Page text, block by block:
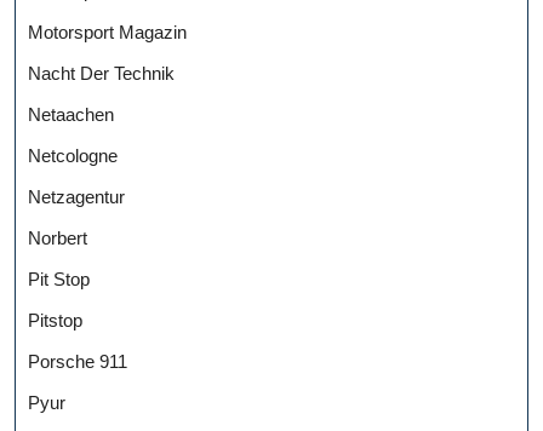
Motorsport Magazin
Nacht Der Technik
Netaachen
Netcologne
Netzagentur
Norbert
Pit Stop
Pitstop
Porsche 911
Pyur